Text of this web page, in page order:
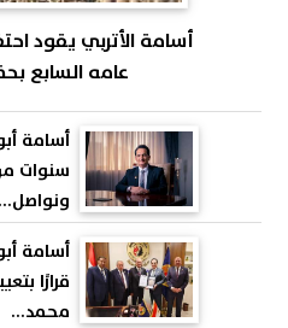
أسامة الأتربي يقود
عامه السابع
سنوات من
ونواصل...
أسامة
قرارًا
محمد...